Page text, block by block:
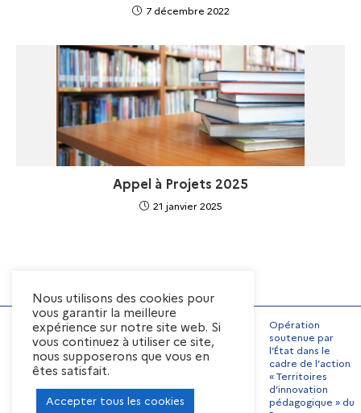
7 décembre 2022
Appel à Projets 2025
21 janvier 2025
Mentions Légales
d’utilisation
Préférences de cookies
Opération
soutenue par
l’État dans le
cadre de l’action
« Territoires
d’innovation
pédagogique » du
Nous utilisons des cookies pour
vous garantir la meilleure
expérience sur notre site web. Si
vous continuez à utiliser ce site,
nous supposerons que vous en
êtes satisfait.
Accepter tous les cookies